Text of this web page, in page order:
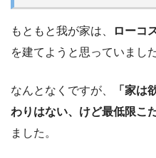
もともと我が家は、 ローコ
を建てようと思っていました
なんとなくですが、
「家は
わりはない、けど最低限こ
ました。